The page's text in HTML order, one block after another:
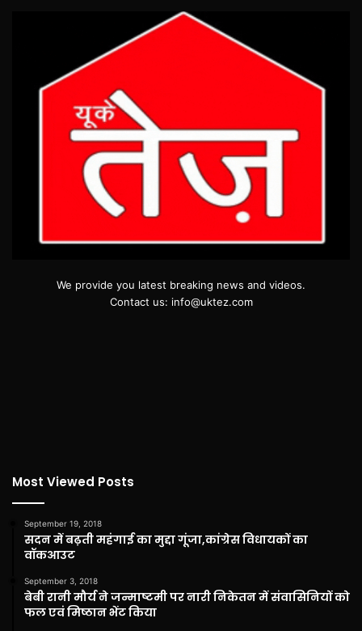
We provide you latest breaking news and videos.
Contact us: info@uktez.com
Most Viewed Posts
September 19, 2018
सदन में बढ़ती महंगाई का मुद्दा गूंजा,कांग्रेस विधायकों का
वॉकआउट
September 3, 2018
बेबी रानी मौर्य ने जन्माष्टमी पर नारी निकेतन में संवासिनियों को
फल एवं मिष्ठान भेंट किया